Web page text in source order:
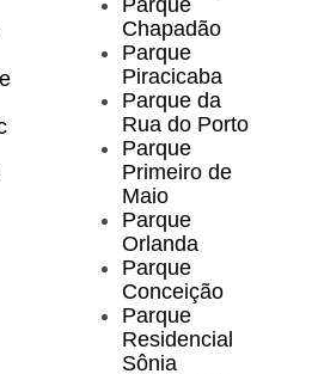
Parque
Chapadão
Parque
Piracicaba
Parque da
Rua do Porto
Parque
Primeiro de
Maio
Parque
Orlanda
Parque
Conceição
Parque
Residencial
Sônia